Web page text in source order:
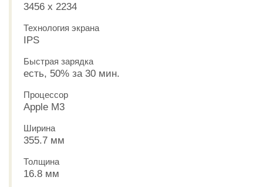
3456 x 2234
Технология экрана
IPS
Быстрая зарядка
есть, 50% за 30 мин.
Процессор
Apple M3
Ширина
355.7 мм
Толщина
16.8 мм